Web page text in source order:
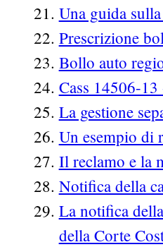
Una guida
Prescrizione
Bollo auto
Cass 14506-
La gestione
Un esempio di
Il reclamo e la
Notifica della
La notifica
della Corte